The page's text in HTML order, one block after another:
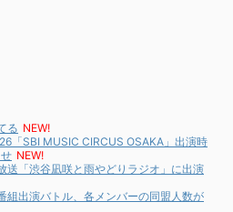
る NEW!
「SBI MUSIC CIRCUS OSAKA」出演時
NEW!
送「渋谷凪咲と雨やどりラジオ」に出演
組出演バトル、各メンバーの同盟人数が